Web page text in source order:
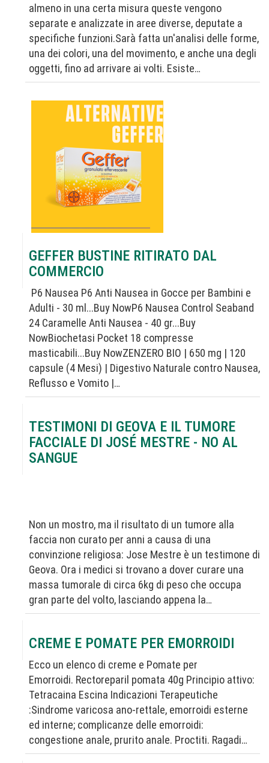
almeno in una certa misura queste vengono
separate e analizzate in aree diverse, deputate a
specifiche funzioni.Sarà fatta un'analisi delle forme,
una dei colori, una del movimento, e anche una degli
oggetti, fino ad arrivare ai volti. Esiste…
GEFFER BUSTINE RITIRATO DAL
COMMERCIO
P6 Nausea P6 Anti Nausea in Gocce per Bambini e
Adulti - 30 ml...Buy NowP6 Nausea Control Seaband
24 Caramelle Anti Nausea - 40 gr...Buy
NowBiochetasi Pocket 18 compresse
masticabili...Buy NowZENZERO BIO | 650 mg | 120
capsule (4 Mesi) | Digestivo Naturale contro Nausea,
Reflusso e Vomito |…
TESTIMONI DI GEOVA E IL TUMORE
FACCIALE DI JOSÉ MESTRE - NO AL
SANGUE
Non un mostro, ma il risultato di un tumore alla
faccia non curato per anni a causa di una
convinzione religiosa: Jose Mestre è un testimone di
Geova. Ora i medici si trovano a dover curare una
massa tumorale di circa 6kg di peso che occupa
gran parte del volto, lasciando appena la…
CREME E POMATE PER EMORROIDI
Ecco un elenco di creme e Pomate per
Emorroidi. Rectoreparil pomata 40g Principio attivo:
Tetracaina Escina Indicazioni Terapeutiche
:Sindrome varicosa ano-rettale, emorroidi esterne
ed interne; complicanze delle emorroidi:
congestione anale, prurito anale. Proctiti. Ragadi…